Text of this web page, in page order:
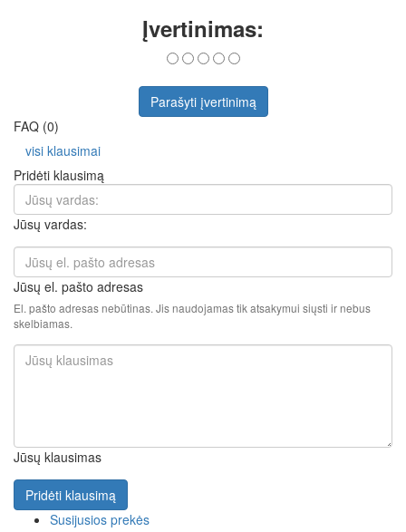
Įvertinimas:
Parašyti įvertinimą
FAQ (0)
visi klausimai
Pridėti klausimą
Jūsų vardas:
Jūsų el. pašto adresas
El. pašto adresas nebūtinas. Jis naudojamas tik atsakymui siųsti ir nebus
skelbiamas.
Jūsų klausimas
Pridėti klausimą
Susijusios prekės